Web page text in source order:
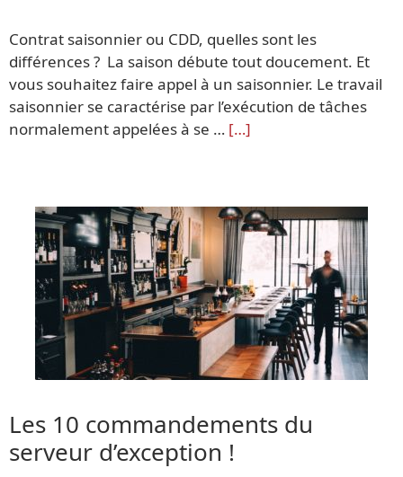
Contrat saisonnier ou CDD, quelles sont les
différences ? La saison débute tout doucement. Et
vous souhaitez faire appel à un saisonnier. Le travail
saisonnier se caractérise par l’exécution de tâches
normalement appelées à se … […]
Les 10 commandements du
serveur d’exception !